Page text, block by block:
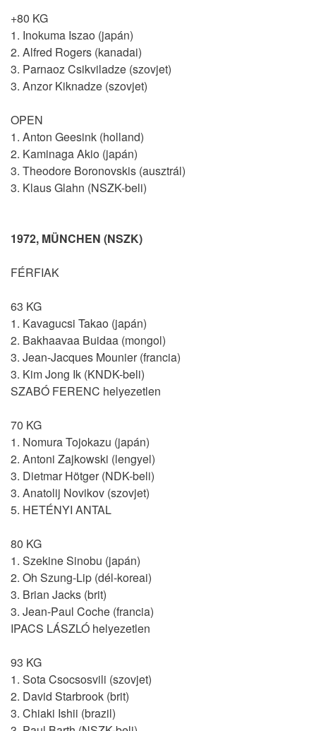
+80 KG
1. Inokuma Iszao (japán)
2. Alfred Rogers (kanadai)
3. Parnaoz Csikviladze (szovjet)
3. Anzor Kiknadze (szovjet)
OPEN
1. Anton Geesink (holland)
2. Kaminaga Akio (japán)
3. Theodore Boronovskis (ausztrál)
3. Klaus Glahn (NSZK-beli)
1972, MÜNCHEN (NSZK)
FÉRFIAK
63 KG
1. Kavagucsi Takao (japán)
2. Bakhaavaa Buidaa (mongol)
3. Jean-Jacques Mounier (francia)
3. Kim Jong Ik (KNDK-beli)
SZABÓ FERENC helyezetlen
70 KG
1. Nomura Tojokazu (japán)
2. Antoni Zajkowski (lengyel)
3. Dietmar Hötger (NDK-beli)
3. Anatolij Novikov (szovjet)
5. HETÉNYI ANTAL
80 KG
1. Szekine Sinobu (japán)
2. Oh Szung-Lip (dél-koreai)
3. Brian Jacks (brit)
3. Jean-Paul Coche (francia)
IPACS LÁSZLÓ helyezetlen
93 KG
1. Sota Csocsosvili (szovjet)
2. David Starbrook (brit)
3. Chiaki Ishii (brazil)